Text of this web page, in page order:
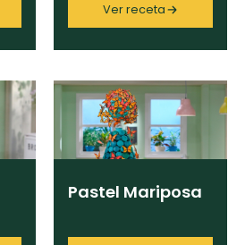
Ver receta
Pastel Mariposa